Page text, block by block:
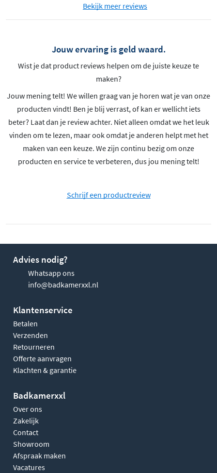
Bekijk meer reviews
Jouw ervaring is geld waard.
Wist je dat product reviews helpen om de juiste keuze te
maken?
Jouw mening telt! We willen graag van je horen wat je van onze
producten vindt! Ben je blij verrast, of kan er wellicht iets
beter? Laat dan je review achter. Niet alleen omdat we het leuk
vinden om te lezen, maar ook omdat je anderen helpt met het
maken van een keuze. We zijn continu bezig om onze
producten en service te verbeteren, dus jou mening telt!
Schrijf een productreview
Advies nodig?
Whatsapp ons
info@badkamerxxl.nl
Klantenservice
Betalen
Verzenden
Retourneren
Offerte aanvragen
Klachten & garantie
Badkamerxxl
Over ons
Zakelijk
Contact
Showroom
Afspraak maken
Vacatures